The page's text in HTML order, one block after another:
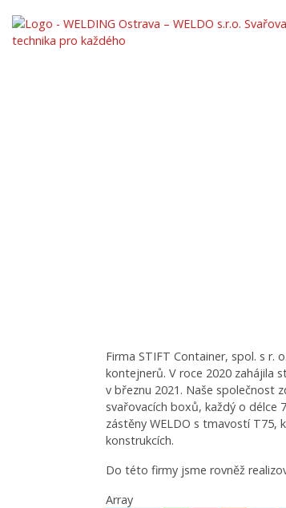
Firma STIFT Container, spol. s r.
kontejnerů. V roce 2020 zahájila
v březnu 2021. Naše společnost
svařovacích boxů, každý o délce
zástěny WELDO s tmavostí T75,
konstrukcích.
Do této firmy jsme rovněž
Array